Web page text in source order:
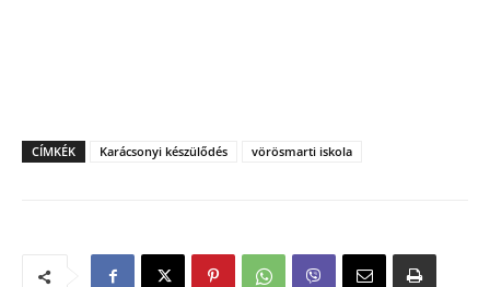
CÍMKÉK Karácsonyi készülődés vörösmarti iskola